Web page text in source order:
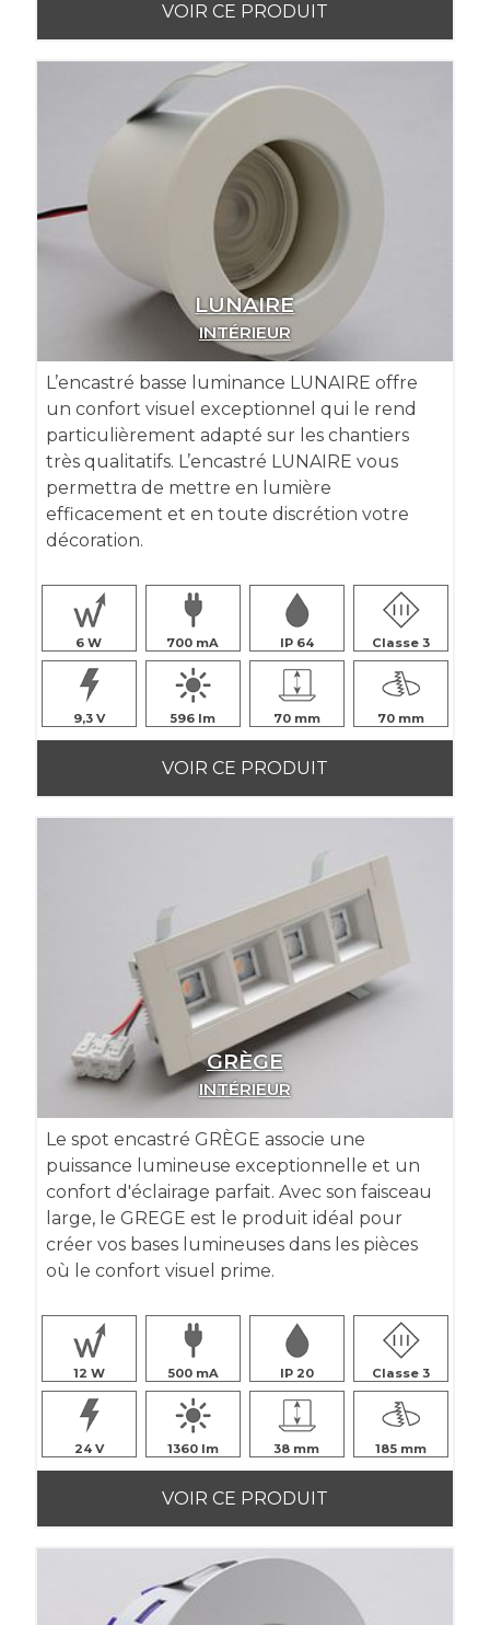
VOIR CE PRODUIT
LUNAIRE
INTÉRIEUR
L’encastré basse luminance LUNAIRE offre
un confort visuel exceptionnel qui le rend
particulièrement adapté sur les chantiers
très qualitatifs. L’encastré LUNAIRE vous
permettra de mettre en lumière
efficacement et en toute discrétion votre
décoration.
6 700 IP 64 Classe 3
9,3 596 70 70
VOIR CE PRODUIT
GRÈGE
INTÉRIEUR
Le spot encastré GRÈGE associe une
puissance lumineuse exceptionnelle et un
confort d'éclairage parfait. Avec son faisceau
large, le GREGE est le produit idéal pour
créer vos bases lumineuses dans les pièces
où le confort visuel prime.
12 500 IP 20 Classe 3
24 1360 38 185
VOIR CE PRODUIT